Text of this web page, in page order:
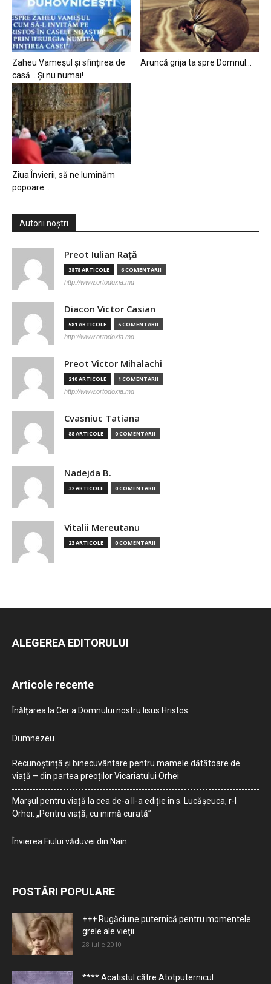
Zaheu Vameșul și sfințirea de
casă… Și nu numai!
Aruncă grija ta spre Domnul…
Ziua Învierii, să ne luminăm
popoare…
Autorii noștri
Preot Iulian Raţă
3878 ARTICOLE 6 COMENTARII
http://www.ortodoxia.md
Diacon Victor Casian
581 ARTICOLE 5 COMENTARII
http://www.ortodoxia.md
Preot Victor Mihalachi
210 ARTICOLE 1 COMENTARII
http://www.ortodoxia.md
Cvasniuc Tatiana
88 ARTICOLE 0 COMENTARII
Nadejda B.
32 ARTICOLE 0 COMENTARII
Vitalii Mereutanu
23 ARTICOLE 0 COMENTARII
ALEGEREA EDITORULUI
Articole recente
Înălțarea la Cer a Domnului nostru Iisus Hristos
Dumnezeu…
Recunoștință și binecuvântare pentru mamele dătătoare de
viață – din partea preoților Vicariatului Orhei
Marșul pentru viață la cea de-a II-a ediție în s. Lucășeuca, r-l
Orhei: „Pentru viață, cu inimă curată”
Învierea Fiului văduvei din Nain
POSTĂRI POPULARE
+++ Rugăciune puternică pentru momentele
grele ale vieţii
28 iulie 2010
**** Acatistul către Atotputernicul